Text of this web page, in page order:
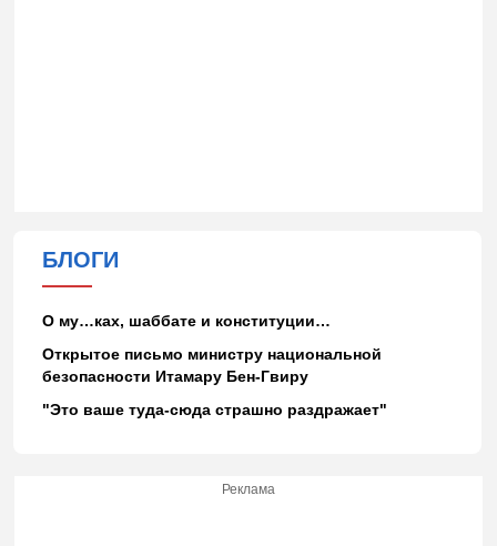
БЛОГИ
О му…ках, шаббате и конституции…
Открытое письмо министру национальной
безопасности Итамару Бен-Гвиру
"Это ваше туда-сюда страшно раздражает"
Реклама